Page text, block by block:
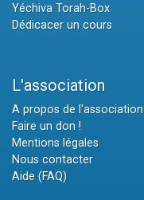
Yéchiva Torah-Box
Dédicacer un cours
L'association
A propos de l'association
Faire un don !
Mentions légales
Nous contacter
Aide (FAQ)